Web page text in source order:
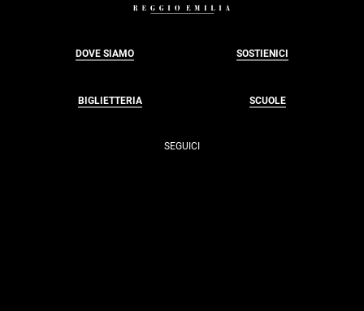
DOVE SIAMO SOSTIENICI
BIGLIETTERIA SCUOLE
SEGUICI